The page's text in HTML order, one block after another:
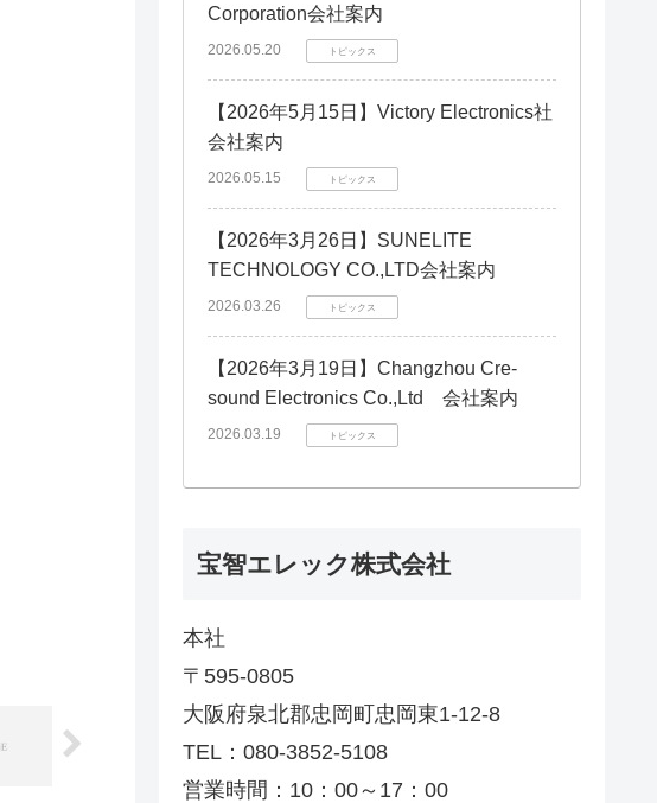
Corporation会社案内
2026.05.20 トピックス
【2026年5月15日】Victory Electronics社
会社案内
2026.05.15 トピックス
【2026年3月26日】SUNELITE
TECHNOLOGY CO.,LTD会社案内
2026.03.26 トピックス
【2026年3月19日】Changzhou Cre-
sound Electronics Co.,Ltd 会社案内
2026.03.19 トピックス
宝智エレック株式会社
本社
〒595-0805
大阪府泉北郡忠岡町忠岡東1-12-8
TEL：080-3852-5108
営業時間：10：00～17：00